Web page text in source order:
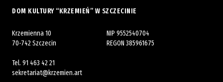
DOM KULTURY “KRZEMIEŃ” W SZCZECINIE
Krzemienna 10
70-742 Szczecin
Tel. 91 463 42 21
sekretariat@krzemien.art
NIP 9552540704
REGON 385961675